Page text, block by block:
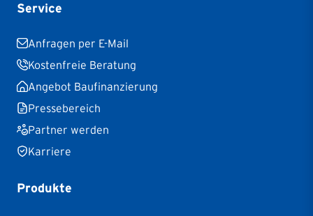
Service
Anfragen per E-Mail
Kostenfreie Beratung
Angebot Baufinanzierung
Pressebereich
Partner werden
Karriere
Produkte